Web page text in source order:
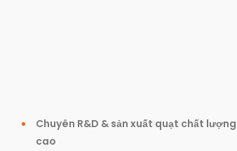
Chuyên R&D & sản xuất quạt chất lượng
cao